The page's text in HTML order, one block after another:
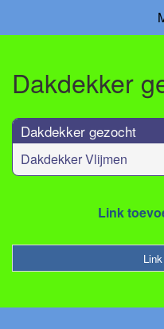
Dakdekker
Dakdekker gezocht
Dakdekker Vlijmen
Link